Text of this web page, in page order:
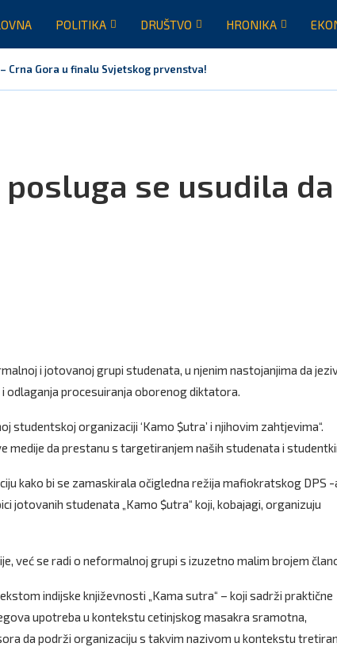
POLITIKA DRUŠTVO HRONIKA
Crna Gora u finalu Svjetskog prvenstva!
se usudila da
i jotovanoj grupi studenata, u njenim nastojanjima da
odlaganja procesuiranja oborenog diktatora.
organizaciji ‘Kamo $utra’ i njihovim zahtjevima“.
da prestanu s targetiranjem naših studenata i
kako bi se zamaskirala očigledna režija mafiokratskog DPS -
jotovanih studenata „Kamo $utra“ koji, kobajagi, organizuju
već se radi o neformalnoj grupi s izuzetno malim brojem
indijske književnosti „Kama sutra“ – koji sadrži praktične
upotreba u kontekstu cetinjskog masakra sramotna,
da podrži organizaciju s takvim nazivom u kontekstu